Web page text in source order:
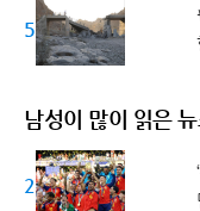
50대 ↑
남성이 많이 읽은
20대 ↓